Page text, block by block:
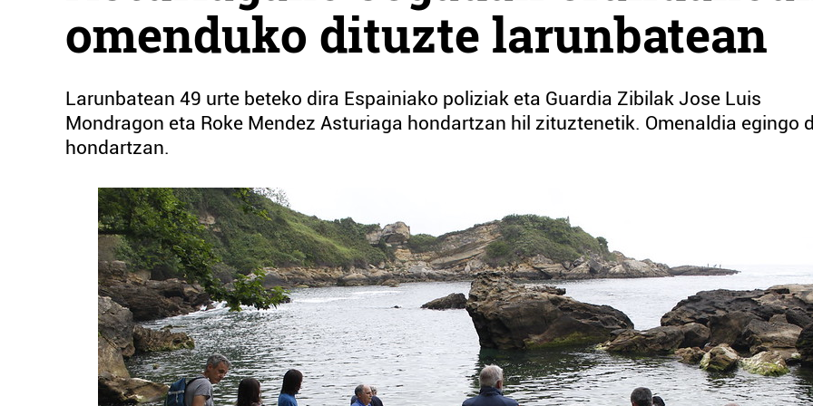
omenduko dituzte larunbatean
Larunbatean 49 urte beteko dira Espainiako poliziak eta Guardia Zibilak Jose Luis
Mondragon eta Roke Mendez Asturiaga hondartzan hil zituztenetik. Omenaldia egingo
hondartzan.